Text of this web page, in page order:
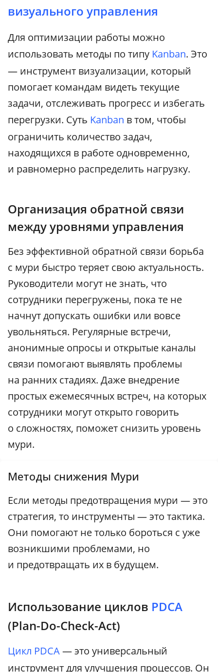
визуального управления
Для оптимизации работы можно
использовать методы по типу Kanban. Это
— инструмент визуализации, который
помогает командам видеть текущие
задачи, отслеживать прогресс и избегать
перегрузки. Суть Kanban в том, чтобы
ограничить количество задач,
находящихся в работе одновременно,
и равномерно распределить нагрузку.
Организация обратной связи
между уровнями управления
Без эффективной обратной связи борьба
с мури быстро теряет свою актуальность.
Руководители могут не знать, что
сотрудники перегружены, пока те не
начнут допускать ошибки или вовсе
увольняться. Регулярные встречи,
анонимные опросы и открытые каналы
связи помогают выявлять проблемы
на ранних стадиях. Даже внедрение
простых ежемесячных встреч, на которых
сотрудники могут открыто говорить
о сложностях, поможет снизить уровень
мури.
Методы снижения Мури
Если методы предотвращения мури — это
стратегия, то инструменты — это тактика.
Они помогают не только бороться с уже
возникшими проблемами, но
и предотвращать их в будущем.
Использование циклов PDCA
(Plan-Do-Check-Act)
Цикл PDCA— это универсальный
инструмент для улучшения процессов. Он